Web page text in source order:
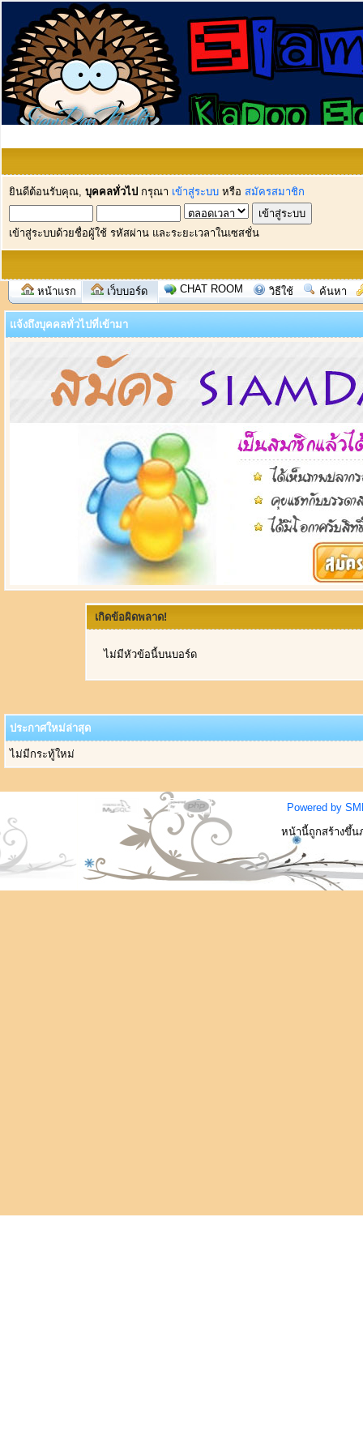
ยินดีต้อนรับคุณ, บุคคลทั่วไป กรุณา เข้าสู่ระบบ หรือ สมัครสมาชิก
เข้าสู่ระบบด้วยชื่อผู้ใช้ รหัสผ่าน และระยะเวลาในเซสชั่น
หน้าแรก เว็บบอร์ด CHAT ROOM วิธีใช้ ค้นหา
แจ้งถึงบุคคลทั่วไปที่เข้ามา
เกิดข้อผิดพลาด!
ไม่มีหัวข้อนี้บนบอร์ด
ประกาศใหม่ล่าสุด
ไม่มีกระทู้ใหม่
Powered by
หน้านี้ถูกสร้างขึ้น